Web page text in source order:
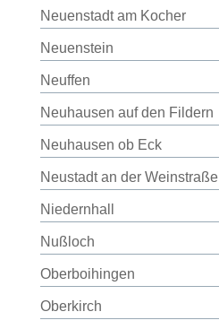
Neuenstadt am Kocher
Neuenstein
Neuffen
Neuhausen auf den Fildern
Neuhausen ob Eck
Neustadt an der Weinstraße
Niedernhall
Nußloch
Oberboihingen
Oberkirch